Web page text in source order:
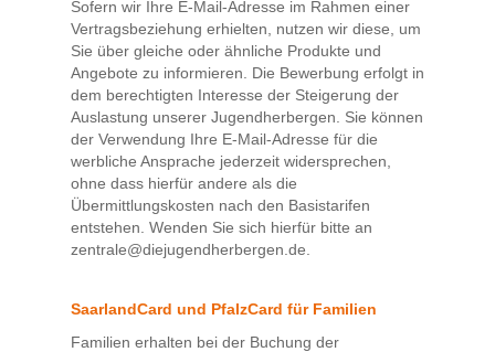
Sofern wir Ihre E-Mail-Adresse im Rahmen einer
Vertragsbeziehung erhielten, nutzen wir diese, um
Sie über gleiche oder ähnliche Produkte und
Angebote zu informieren. Die Bewerbung erfolgt in
dem berechtigten Interesse der Steigerung der
Auslastung unserer Jugendherbergen. Sie können
der Verwendung Ihre E-Mail-Adresse für die
werbliche Ansprache jederzeit widersprechen,
ohne dass hierfür andere als die
Übermittlungskosten nach den Basistarifen
entstehen. Wenden Sie sich hierfür bitte an
zentrale@diejugendherbergen.de.
SaarlandCard und PfalzCard für Familien
Familien erhalten bei der Buchung der